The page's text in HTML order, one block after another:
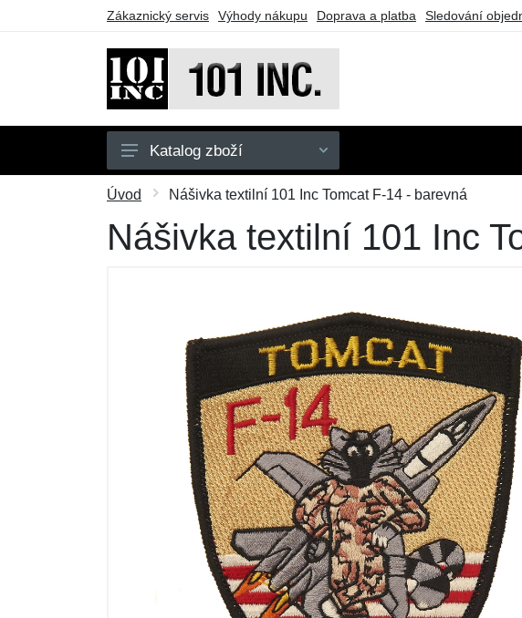
Zákaznický servis Výhody nákupu Doprava a platba Sledování
Pánské
Dětské
Taktické vybavení
Dárkové poukazy
Katalog zboží
Úvod Nášivka textilní 101 Inc Tomcat F-14 - barevná
Nášivka textilní 101 Inc